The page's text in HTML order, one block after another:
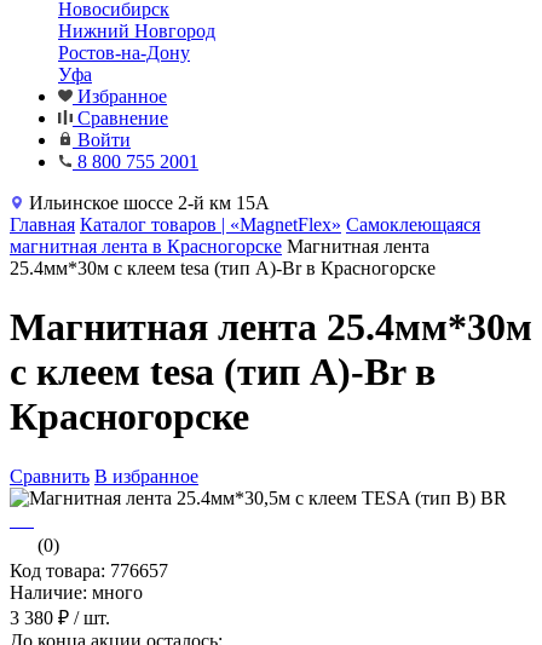
Новосибирск
Нижний Новгород
Ростов-на-Дону
Уфа
Избранное
Сравнение
Войти
8 800 755 2001
Ильинское шоссе 2-й км 15А
Главная Каталог товаров | «MagnetFlex» Самоклеющаяся
магнитная лента в Красногорске Магнитная лента
25.4мм*30м с клеем tesa (тип A)-Br в Красногорске
Магнитная лента 25.4мм*30м
с клеем tesa (тип A)-Br в
Красногорске
Сравнить В избранное
(0)
Код товара: 776657
Наличие: много
3 380 ₽ / шт.
До конца акции осталось: